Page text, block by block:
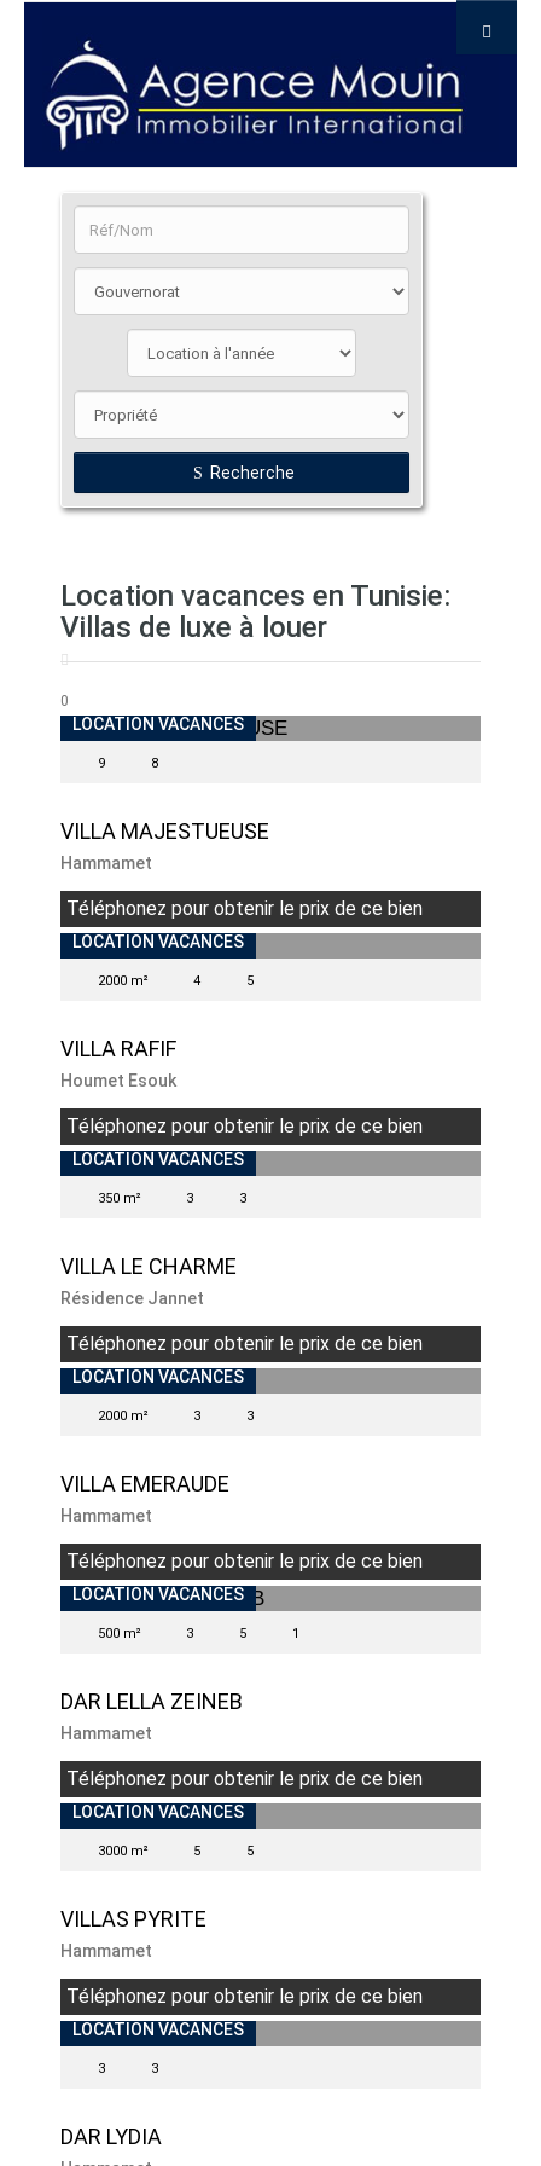
Recherche
Location vacances en Tunisie:
Villas de luxe à louer
0
INDISPONIBLE
LOCATION VACANCES
9 8
VILLA MAJESTUEUSE
Hammamet
Téléphonez pour obtenir le prix de ce bien
INDISPONIBLE
LOCATION VACANCES
2000 m² 4 5
VILLA RAFIF
Houmet Esouk
Téléphonez pour obtenir le prix de ce bien
LOCATION VACANCES
350 m² 3 3
VILLA LE CHARME
Résidence Jannet
Téléphonez pour obtenir le prix de ce bien
LOCATION VACANCES
2000 m² 3 3
VILLA EMERAUDE
Hammamet
Téléphonez pour obtenir le prix de ce bien
LOCATION VACANCES
500 m² 3 5 1
DAR LELLA ZEINEB
Hammamet
Téléphonez pour obtenir le prix de ce bien
LOCATION VACANCES
3000 m² 5 5
VILLAS PYRITE
Hammamet
Téléphonez pour obtenir le prix de ce bien
LOCATION VACANCES
3 3
DAR LYDIA